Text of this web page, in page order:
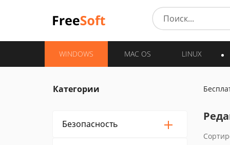
WINDOWS MAC OS LINUX
Категории
Безопасность